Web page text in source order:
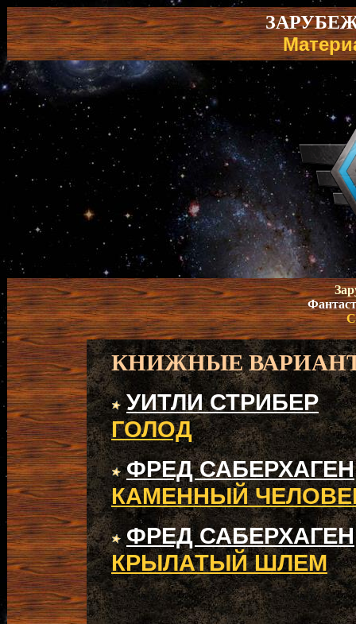
КНИЖНЫЕ
УИТЛИ СТРИБЕР
ГОЛОД
ФРЕД САБЕРХАГЕН
КАМЕННЫЙ
ФРЕД САБЕРХАГЕН
КРЫЛАТЫЙ ШЛЕМ